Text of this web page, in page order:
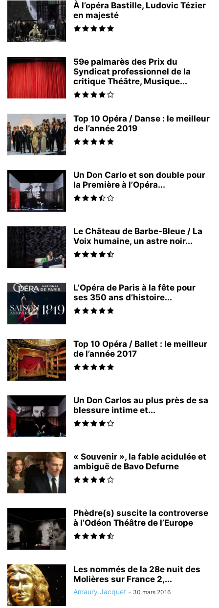
À l’opéra Bastille, Ludovic Tézier
en majesté
59e palmarès des Prix du
Syndicat professionnel de la
critique Théâtre, Musique...
Top 10 Opéra / Danse : le meilleur
de l’année 2019
Un Don Carlo et son double pour
la Première à l’Opéra...
Le Château de Barbe-Bleue / La
Voix humaine, un astre noir...
L’Opéra de Paris à la fête pour
ses 350 ans d’histoire...
Top 10 Opéra / Ballet : le meilleur
de l’année 2017
Un Don Carlos au plus près de sa
blessure intime et...
« Souvenir », la fable acidulée et
ambiguë de Bavo Defurne
Phèdre(s) suscite la controverse
à l’Odéon Théâtre de l’Europe
Les nommés de la 28e nuit des
Molières sur France 2,...
Amaury Jacquet - 30 mars 2016